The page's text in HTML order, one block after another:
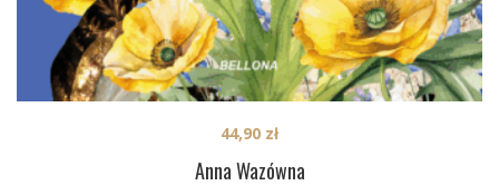
Anna Wazówna
44,90 zł